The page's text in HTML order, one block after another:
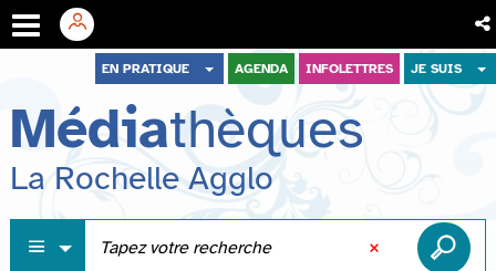
menu
contenu
recherche
EN PRATIQUE AGENDA INFOLETTRES JE SUIS
Médiathèques
La Rochelle Agglo